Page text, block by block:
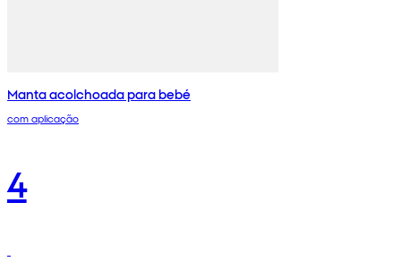
Manta acolchoada para bebé
com aplicação
4